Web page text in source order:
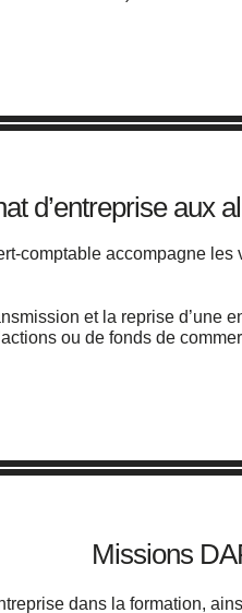
d’entreprise aux
comptable accompagne les
et la reprise d’une
ou de fonds de
Missions
dans la formation,